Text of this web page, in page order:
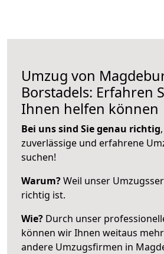
Umzug von
Borstadels: Erfahren
Ihnen helfen können
Bei uns sind Sie genau richtig
zuverlässige und erfahrene
suchen!
Warum?Weil unser
richtig ist.
Wie? Durch unser
können wir Ihnen weitaus
andere Umzugsfirmen in